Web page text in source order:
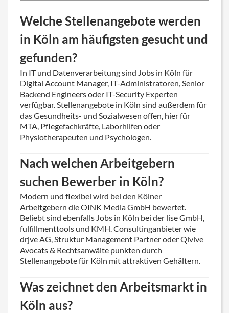
Welche Stellenangebote werden
in Köln am häufigsten gesucht und
gefunden?
In IT und Datenverarbeitung sind Jobs in Köln für
Digital Account Manager, IT-Administratoren, Senior
Backend Engineers oder IT-Security Experten
verfügbar. Stellenangebote in Köln sind außerdem für
das Gesundheits- und Sozialwesen offen, hier für
MTA, Pflegefachkräfte, Laborhilfen oder
Physiotherapeuten und Psychologen.
Nach welchen Arbeitgebern
suchen Bewerber in Köln?
Modern und flexibel wird bei den Kölner
Arbeitgebern die OINK Media GmbH bewertet.
Beliebt sind ebenfalls Jobs in Köln bei der lise GmbH,
fulfillmenttools und KMH. Consultinganbieter wie
drjve AG, Struktur Management Partner oder Qivive
Avocats & Rechtsanwälte punkten durch
Stellenangebote für Köln mit attraktiven Gehältern.
Was zeichnet den Arbeitsmarkt in
Köln aus?